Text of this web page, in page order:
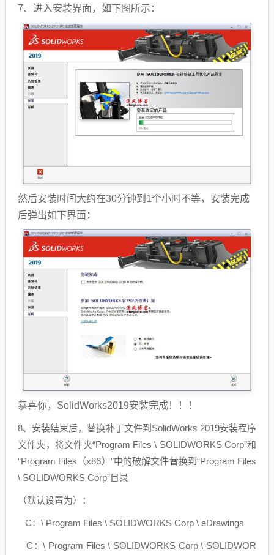
7、进入安装界面，如下图所示：
然后安装时间大约在30分钟到1个小时不等，安装完成
后弹出如下界面：
恭喜你，SolidWorks2019安装完成！！！
8、安装结束后，替换补丁文件到SolidWorks 2019安装程序
文件夹，将文件夹“Program Files \ SOLIDWORKS Corp”和
“Program Files（x86）”中的破解文件替换到“Program Files
\ SOLIDWORKS Corp”目录
（默认设置为）：
C：\ Program Files \ SOLIDWORKS Corp \ eDrawings
C：\ Program Files \ SOLIDWORKS Corp \ SOLIDWOR